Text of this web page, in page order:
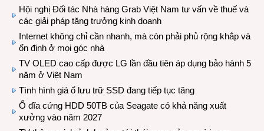
Hội nghị Đối tác Nhà hàng Grab Việt Nam tư vấn về thuế và
các giải pháp tăng trưởng kinh doanh
Internet không chỉ cần nhanh, mà còn phải phủ rộng khắp và
ổn định ở mọi góc nhà
TV OLED cao cấp được LG lần đầu tiên áp dụng bảo hành 5
năm ở Việt Nam
Tình hình giá ổ lưu trữ SSD đang tiếp tục tăng
Ổ đĩa cứng HDD 50TB của Seagate có khả năng xuất
xưởng vào năm 2027